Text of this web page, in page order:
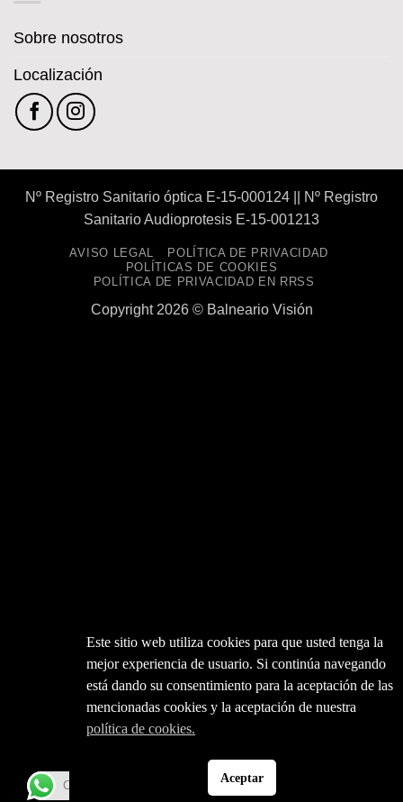
Sobre nosotros
Localización
Nº Registro Sanitario óptica E-15-000124 || Nº Registro
Sanitario Audioprotesis E-15-001213
AVISO LEGAL
POLÍTICA DE PRIVACIDAD
POLÍTICAS DE COOKIES
POLÍTICA DE PRIVACIDAD EN RRSS
Copyright 2026 © Balneario Visión
Contáctanos WhatsApp
Este sitio web utiliza cookies para que usted tenga la
mejor experiencia de usuario. Si continúa navegando
está dando su consentimiento para la aceptación de las
mencionadas cookies y la aceptación de nuestra
política de cookies.
Aceptar